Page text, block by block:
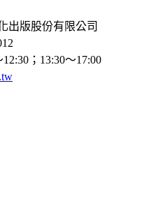
出版股份有限公司
；13:30～17:00